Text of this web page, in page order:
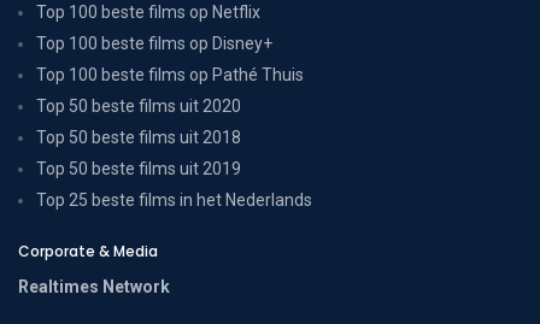
Top 100 beste films op Netflix
Top 100 beste films op Disney+
Top 100 beste films op Pathé Thuis
Top 50 beste films uit 2020
Top 50 beste films uit 2018
Top 50 beste films uit 2019
Top 25 beste films in het Nederlands
Corporate & Media
Realtimes Network